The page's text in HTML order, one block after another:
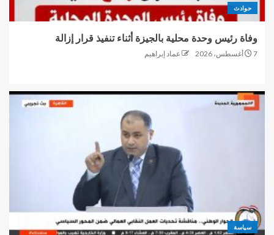
حوادث
وفاة رئيس وحدة محلية بالجيزة أثناء تنفيذ قرار إزالة
7 أغسطس، 2026 عماد إبراهيم
سياسة